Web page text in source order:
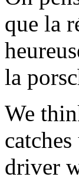
que la
la
We
driver